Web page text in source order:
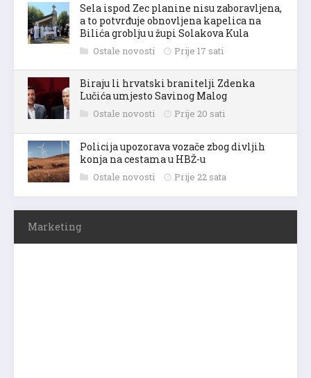
Sela ispod Zec planine nisu zaboravljena,
a to potvrđuje obnovljena kapelica na
Bilića groblju u župi Solakova Kula
Ostale novosti Prije 17 sati
Biraju li hrvatski branitelji Zdenka
Lučića umjesto Savinog Malog
Ostale novosti Prije 20 sati
Policija upozorava vozače zbog divljih
konja na cestama u HBŽ-u
Ostale novosti Prije 22 sata
Marketing